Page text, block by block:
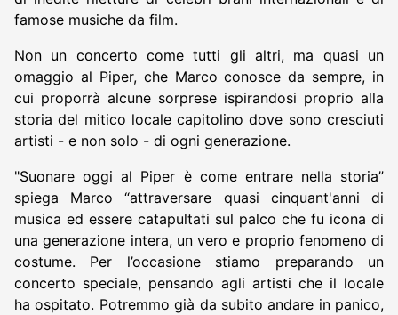
famose musiche da film.
Non un concerto come tutti gli altri, ma quasi un
omaggio al Piper, che Marco conosce da sempre, in
cui proporrà alcune sorprese ispirandosi proprio alla
storia del mitico locale capitolino dove sono cresciuti
artisti - e non solo - di ogni generazione.
"Suonare oggi al Piper è come entrare nella storia”
spiega Marco “attraversare quasi cinquant'anni di
musica ed essere catapultati sul palco che fu icona di
una generazione intera, un vero e proprio fenomeno di
costume. Per l’occasione stiamo preparando un
concerto speciale, pensando agli artisti che il locale
ha ospitato. Potremmo già da subito andare in panico,